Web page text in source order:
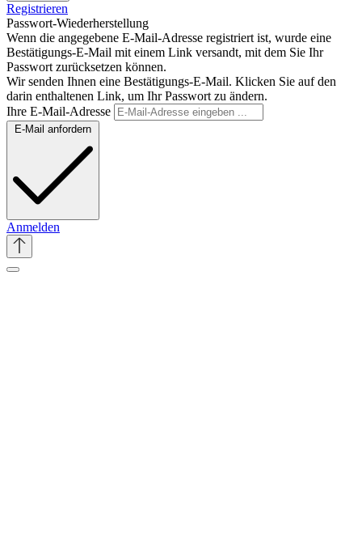
Registrieren
Passwort-Wiederherstellung
Wenn die angegebene E-Mail-Adresse registriert ist, wurde eine
Bestätigungs-E-Mail mit einem Link versandt, mit dem Sie Ihr
Passwort zurücksetzen können.
Wir senden Ihnen eine Bestätigungs-E-Mail. Klicken Sie auf den
darin enthaltenen Link, um Ihr Passwort zu ändern.
Ihre E-Mail-Adresse
E-Mail anfordern
Anmelden